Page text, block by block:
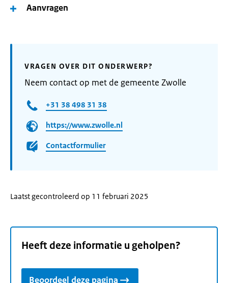
Aanvragen
VRAGEN OVER DIT ONDERWERP?
Neem contact op met de gemeente Zwolle
+31 38 498 31 38
https://www.zwolle.nl
Contactformulier
Laatst gecontroleerd op 11 februari 2025
Heeft deze informatie u geholpen?
Beoordeel deze pagina